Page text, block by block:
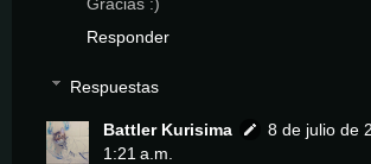
Responder
Respuestas
Battler Kurisima
8 de julio de
1:21 a.m.